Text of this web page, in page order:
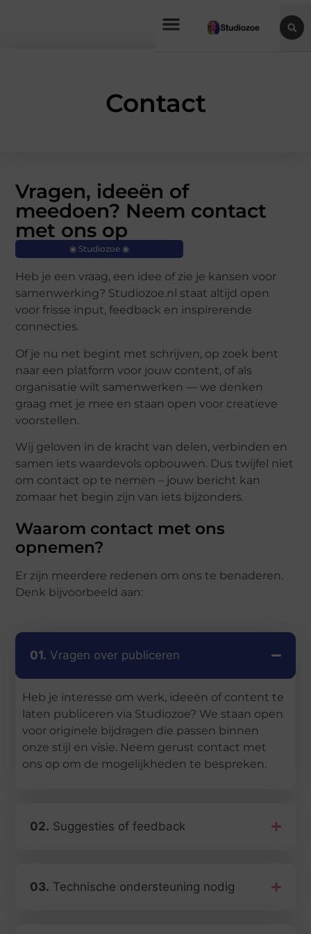
Contact
Vragen, ideeën of
meedoen? Neem contact
met ons op
◉ Studiozoe ◉
Heb je een vraag, een idee of zie je kansen voor
samenwerking? Studiozoe.nl staat altijd open
voor frisse input, feedback en inspirerende
connecties.
Of je nu net begint met schrijven, op zoek bent
naar een platform voor jouw content, of als
organisatie wilt samenwerken — we denken
graag met je mee en staan open voor creatieve
voorstellen.
Wij geloven in de kracht van delen, verbinden en
samen iets waardevols opbouwen. Dus twijfel niet
om contact op te nemen – jouw bericht kan
zomaar het begin zijn van iets bijzonders.
Waarom contact met ons
opnemen?
Er zijn meerdere redenen om ons te benaderen.
Denk bijvoorbeeld aan:
01. Vragen over publiceren
Heb je interesse om werk, ideeën of content te
laten publiceren via Studiozoe? We staan open
voor originele bijdragen die passen binnen
onze stijl en visie. Neem gerust contact met
ons op om de mogelijkheden te bespreken.
02. Suggesties of feedback
03. Technische ondersteuning nodig